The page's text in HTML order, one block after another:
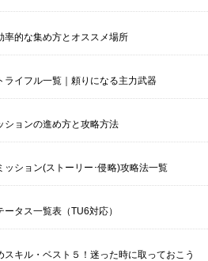
率的な集め方とオススメ場所
ライフル一覧｜頼りになる主力武器
ションの進め方と攻略方法
ッション(ストーリー･侵略)攻略法一覧
ータス一覧表（TU6対応）
スキル・ベスト５！迷った時に取っておこう